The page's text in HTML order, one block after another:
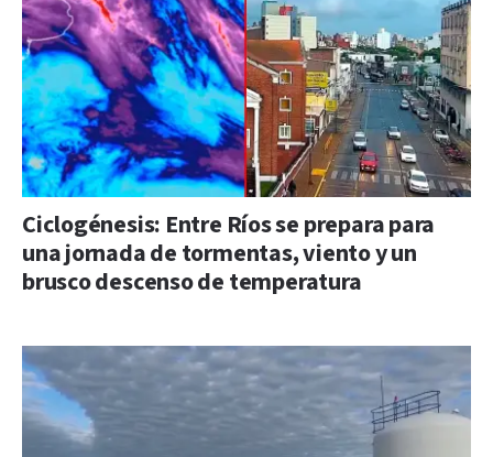
Ciclogénesis: Entre Ríos se prepara para
una jornada de tormentas, viento y un
brusco descenso de temperatura